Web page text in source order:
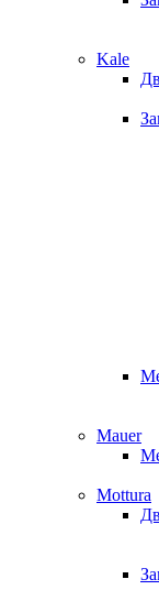
Kale
Mauer
Mottura